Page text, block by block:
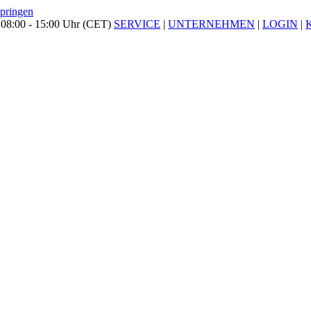
- 15:00 Uhr (CET) SERVICE | UNTERNEHMEN | LOGIN |